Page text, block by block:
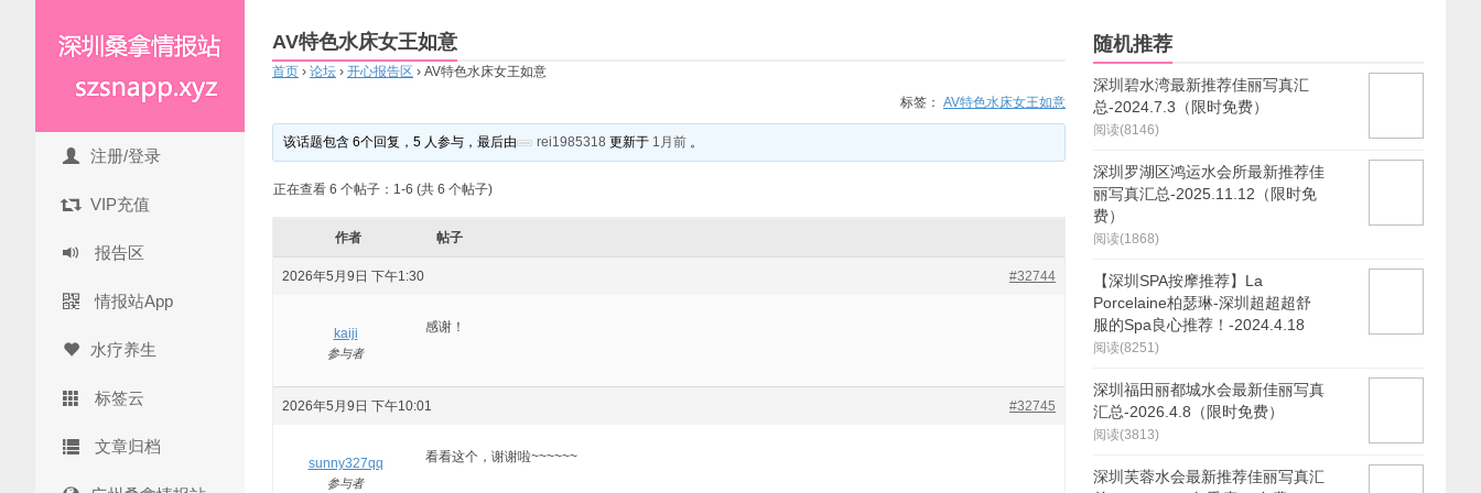
注册/登录
VIP充值
报告区
情报站App
水疗养生
标签云
文章归档
AV特色水床女王如意
首页 › 论坛 › 开心报告区 › AV特色水床女王如意
标签： AV特色水床女王如意
该话题包含 6个回复，5 人参与，最后由 rei1985318 更新于 1月前 。
正在查看 6 个帖子：1-6 (共 6 个帖子)
作者 帖子
2026年5月9日 下午1:30 #32744
kaiji
参与者
感谢！
2026年5月9日 下午10:01 #32745
sunny327qq
参与者
看看这个，谢谢啦~~~~~~
随机推荐
深圳碧水湾最新推荐佳丽写真汇
总-2024.7.3（限时免费）
阅读(8146)
深圳罗湖区鸿运水会所最新推荐佳
丽写真汇总-2025.11.12（限时免
费）
阅读(1868)
【深圳SPA按摩推荐】La
Porcelaine柏瑟琳-深圳超超超舒
服的Spa良心推荐！-2024.4.18
阅读(8251)
深圳福田丽都城水会最新佳丽写真
汇总-2026.4.8（限时免费）
阅读(3813)
深圳芙蓉水会最新推荐佳丽写真汇